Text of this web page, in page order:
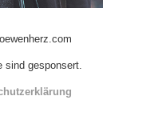
sind gesponsert.